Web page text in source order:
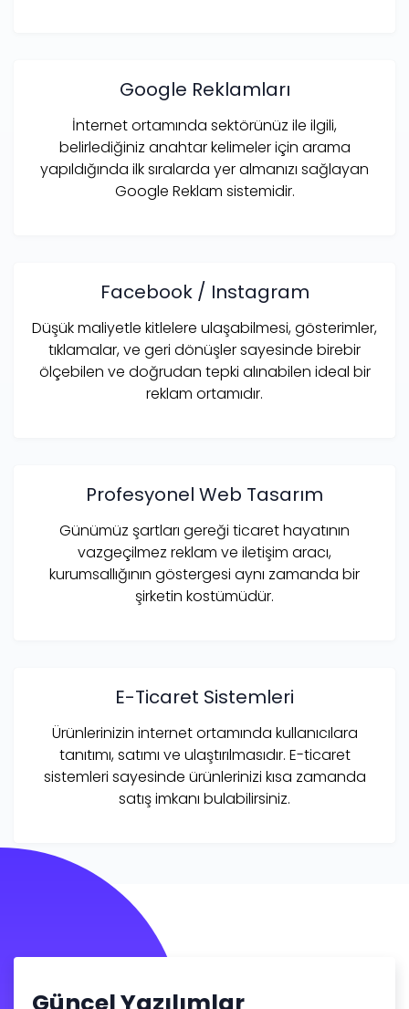
Google Reklamları
İnternet ortamında sektörünüz ile ilgili,
belirlediğiniz anahtar kelimeler için arama
yapıldığında ilk sıralarda yer almanızı sağlayan
Google Reklam sistemidir.
Facebook / Instagram
Düşük maliyetle kitlelere ulaşabilmesi, gösterimler,
tıklamalar, ve geri dönüşler sayesinde birebir
ölçebilen ve doğrudan tepki alınabilen ideal bir
reklam ortamıdır.
Profesyonel Web Tasarım
Günümüz şartları gereği ticaret hayatının
vazgeçilmez reklam ve iletişim aracı,
kurumsallığının göstergesi aynı zamanda bir
şirketin kostümüdür.
E-Ticaret Sistemleri
Ürünlerinizin internet ortamında kullanıcılara
tanıtımı, satımı ve ulaştırılmasıdır. E-ticaret
sistemleri sayesinde ürünlerinizi kısa zamanda
satış imkanı bulabilirsiniz.